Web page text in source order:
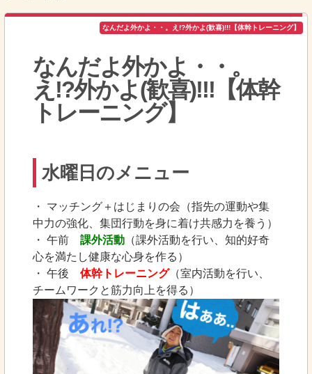
なんだよ外かよ・・。え!?外かよ(歓喜)!!!【体幹トレーニング】
なんだよ外かよ・・。
え!?外かよ(歓喜)!!!【体幹
トレーニング】
水曜日のメニュー
・ マッチング＋はじまりの会（指先の運動や集
中力の強化、集団行動を身に着け共感力を養う）
・ 午前 課外活動 （課外活動を行い、知的好奇
心を満たし健康な心身を作る）
・ 午後 体幹トレーニング（室内活動を行い、
チームワークと筋力向上を得る）